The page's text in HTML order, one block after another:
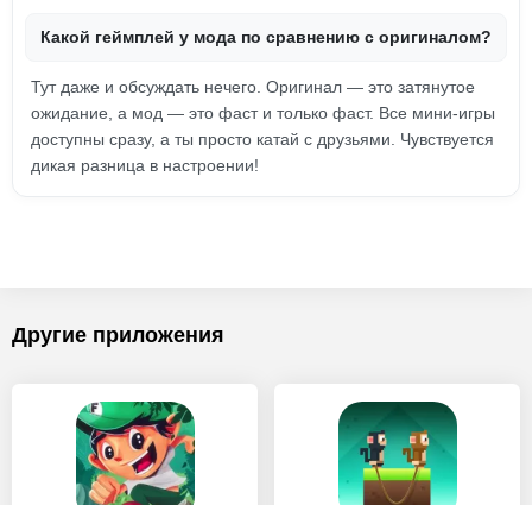
Какой геймплей у мода по сравнению с оригиналом?
Тут даже и обсуждать нечего. Оригинал — это затянутое
ожидание, а мод — это фаст и только фаст. Все мини-игры
доступны сразу, а ты просто катай с друзьями. Чувствуется
дикая разница в настроении!
Другие приложения